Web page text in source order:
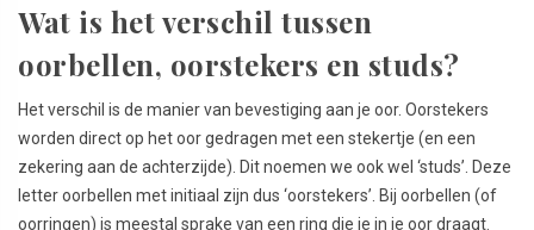
Wat is het verschil tussen
oorbellen, oorstekers en studs?
Het verschil is de manier van bevestiging aan je oor. Oorstekers
worden direct op het oor gedragen met een stekertje (en een
zekering aan de achterzijde). Dit noemen we ook wel ‘studs’. Deze
letter oorbellen met initiaal zijn dus ‘oorstekers’. Bij oorbellen (of
oorringen) is meestal sprake van een ring die je in je oor draagt.